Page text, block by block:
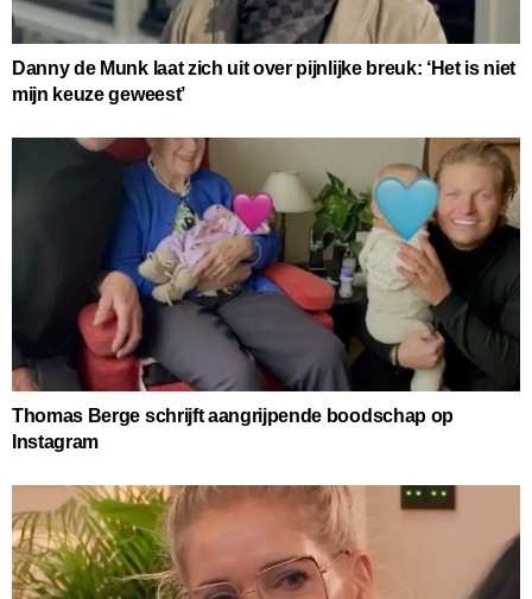
Danny de Munk laat zich uit over pijnlijke breuk: ‘Het is niet
mijn keuze geweest’
Thomas Berge schrijft aangrijpende boodschap op
Instagram